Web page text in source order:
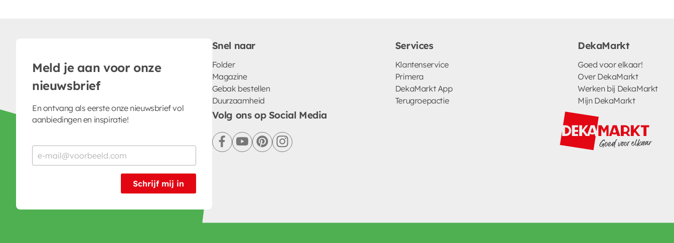
Meld je aan voor onze
nieuwsbrief
En ontvang als eerste onze nieuwsbrief vol
aanbiedingen en inspiratie!
Schrijf mij in
Snel naar
Folder
Magazine
Gebak bestellen
Duurzaamheid
Services
Klantenservice
Primera
DekaMarkt App
Terugroepactie
DekaMarkt
Goed voor elkaar!
Over DekaMarkt
Werken bij DekaMarkt
Mijn DekaMarkt
Volg ons op Social Media
facebookyoutubepinterestinstagram